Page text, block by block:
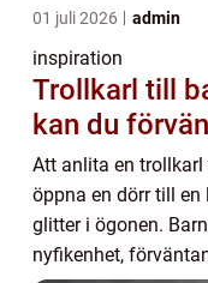
01 juli 2026 admin
inspiration
Trollkarl till
kan du
Att anlita en
öppna en dörr till
glitter i ögonen.
nyfikenhet,